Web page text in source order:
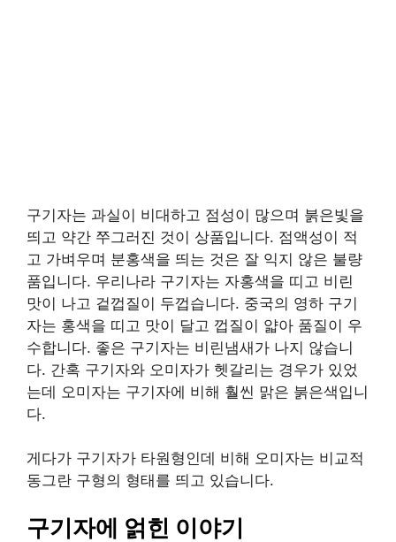
구기자는 과실이 비대하고 점성이 많으며 붉은빛을
띄고 약간 쭈그러진 것이 상품입니다. 점액성이 적
고 가벼우며 분홍색을 띄는 것은 잘 익지 않은 불량
품입니다. 우리나라 구기자는 자홍색을 띠고 비린
맛이 나고 겉껍질이 두껍습니다. 중국의 영하 구기
자는 홍색을 띠고 맛이 달고 껍질이 얇아 품질이 우
수합니다. 좋은 구기자는 비린냄새가 나지 않습니
다. 간혹 구기자와 오미자가 헷갈리는 경우가 있었
는데 오미자는 구기자에 비해 훨씬 맑은 붉은색입니
다.
게다가 구기자가 타원형인데 비해 오미자는 비교적
동그란 구형의 형태를 띄고 있습니다.
구기자에 얽힌 이야기